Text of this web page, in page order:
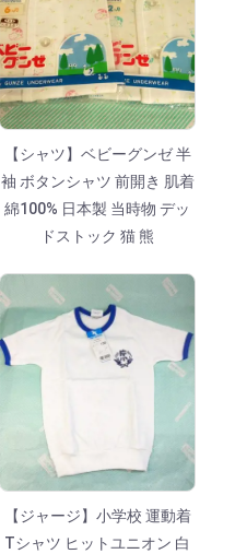
【シャツ】ベビーグンゼ 半
袖 ボタンシャツ 前開き 肌着
綿100% 日本製 当時物 デッ
ドストック 猫 熊
【ジャージ】小学校 運動着
Tシャツ ヒットユニオン 白